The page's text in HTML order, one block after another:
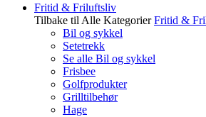
Fritid & Friluftsliv
Tilbake til Alle Kategorier Fritid &
Bil og sykkel
Setetrekk
Se alle Bil og sykkel
Frisbee
Golfprodukter
Grilltilbehør
Hage